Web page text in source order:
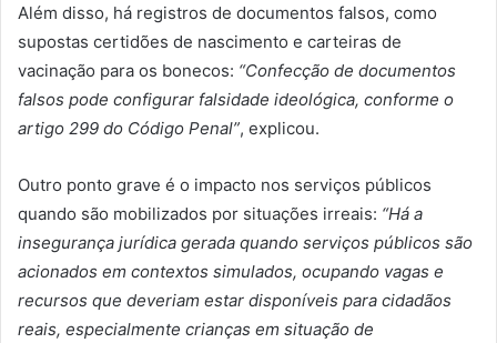
Além disso, há registros de documentos falsos, como
supostas certidões de nascimento e carteiras de
vacinação para os bonecos: “Confecção de documentos
falsos pode configurar falsidade ideológica, conforme o
artigo 299 do Código Penal”, explicou.
Outro ponto grave é o impacto nos serviços públicos
quando são mobilizados por situações irreais: “Há a
insegurança jurídica gerada quando serviços públicos são
acionados em contextos simulados, ocupando vagas e
recursos que deveriam estar disponíveis para cidadãos
reais, especialmente crianças em situação de